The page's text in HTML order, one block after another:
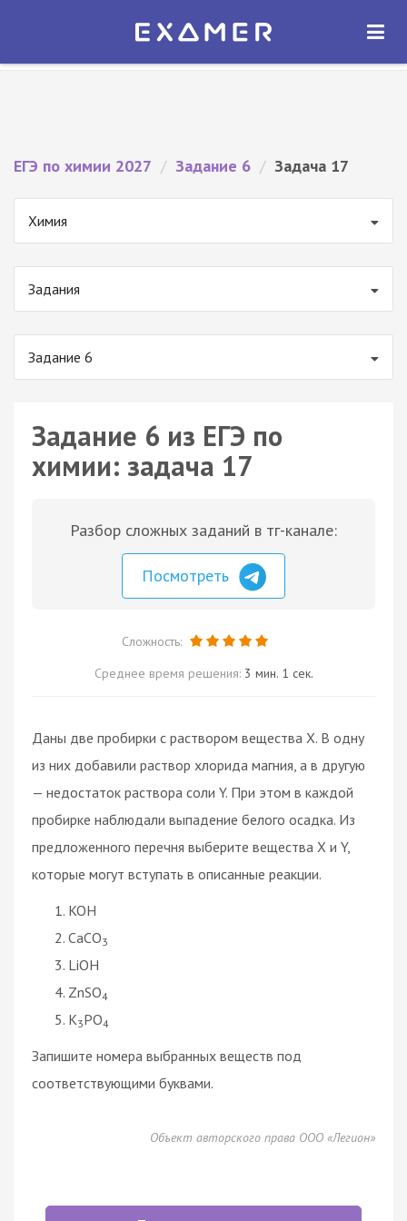
Экзамер — ЕГЭ 2027
ОТКРЫТЬ
ЕГЭ по химии 2027 / Задание 6 / Задача 17
Химия
Задания
Задание 6
Задание 6 из ЕГЭ по
химии: задача 17
Разбор сложных заданий в тг-канале:
Посмотреть
Сложность:
Среднее время решения: 3 мин. 1 сек.
Даны две пробирки с раствором вещества X. В одну
из них добавили раствор хлорида магния, а в другую
— недостаток раствора соли Y. При этом в каждой
пробирке наблюдали выпадение белого осадка. Из
предложенного перечня выберите вещества X и Y,
которые могут вступать в описанные реакции.
KOH
CaCO3
LiOH
ZnSO4
K3PO4
Запишите номера выбранных веществ под
соответствующими буквами.
Объект авторского права ООО «Легион»